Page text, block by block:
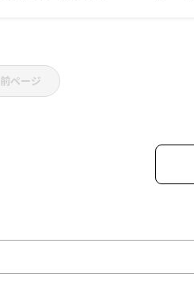
前ページ